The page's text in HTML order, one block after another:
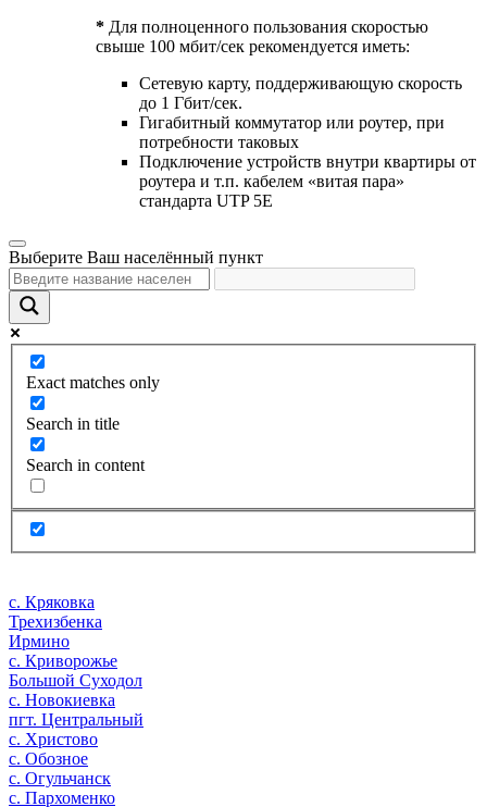
* Для полноценного пользования скоростью
свыше 100 мбит/сек рекомендуется иметь:
Сетевую карту, поддерживающую скорость
до 1 Гбит/сек.
Гигабитный коммутатор или роутер, при
потребности таковых
Подключение устройств внутри квартиры от
роутера и т.п. кабелем «витая пара»
стандарта UTP 5E
Выберите Ваш населённый пункт
Exact matches only
Search in title
Search in content
с. Кряковка
Трехизбенка
Ирмино
с. Криворожье
Большой Суходол
с. Новокиевка
пгт. Центральный
с. Христово
с. Обозное
с. Огульчанск
с. Пархоменко